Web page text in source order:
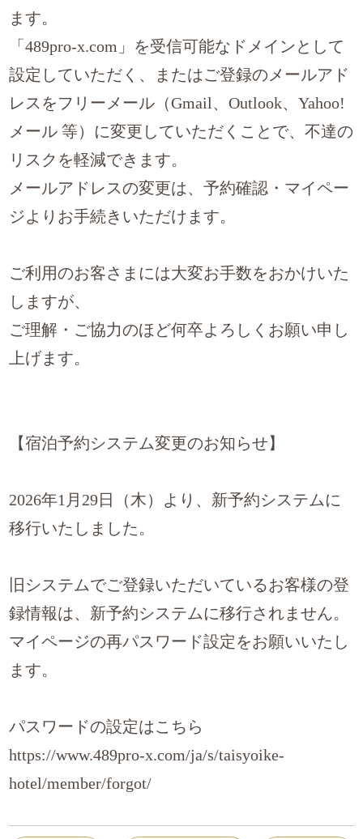
ます。
「489pro-x.com」を受信可能なドメインとして
設定していただく、またはご登録のメールアド
レスをフリーメール（Gmail、Outlook、Yahoo!
メール 等）に変更していただくことで、不達の
リスクを軽減できます。
メールアドレスの変更は、予約確認・マイペー
ジよりお手続きいただけます。
ご利用のお客さまには大変お手数をおかけいた
しますが、
ご理解・ご協力のほど何卒よろしくお願い申し
上げます。
【宿泊予約システム変更のお知らせ】
2026年1月29日（木）より、新予約システムに
移行いたしました。
旧システムでご登録いただいているお客様の登
録情報は、新予約システムに移行されません。
マイページの再パスワード設定をお願いいたし
ます。
パスワードの設定はこちら
https://www.489pro-x.com/ja/s/taisyoike-
hotel/member/forgot/